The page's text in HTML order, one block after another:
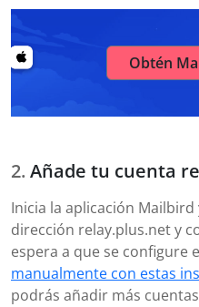
Obtén
Añade tu cuenta
Inicia la aplicación
dirección relay.plus.net y
espera a que se configure
manualmente con estas
podrás añadir más